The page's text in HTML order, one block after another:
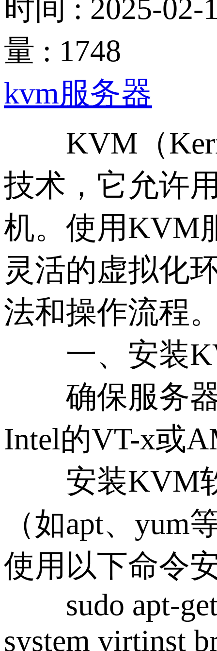
时间 : 2025-02-
量 : 1748
kvm服务器
KVM（
技术，它允许
机。使用KVM
灵活的虚拟化
法和操作流程
一、安装
确保服务器
Intel的VT-x或
安装KVM软
（如apt、
使用以下命令
sudo apt-get
system virtinst